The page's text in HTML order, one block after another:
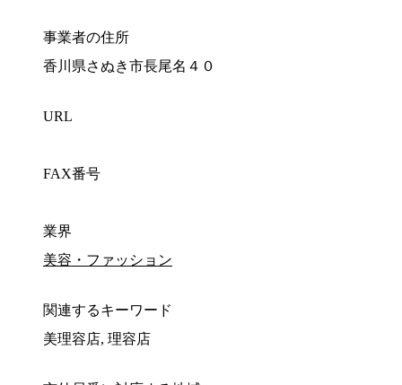
事業者の住所
香川県さぬき市長尾名４０
URL
FAX番号
業界
美容・ファッション
関連するキーワード
美理容店, 理容店